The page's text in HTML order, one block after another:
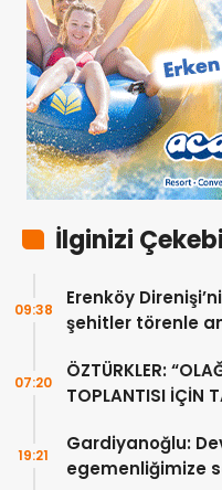
İlginizi
Erenköy
şehitler törenle
09:38
ÖZTÜRKLER:
TOPLANTISI İÇİN
07:20
Gardiyanoğlu:
egemenliğimize
19:21